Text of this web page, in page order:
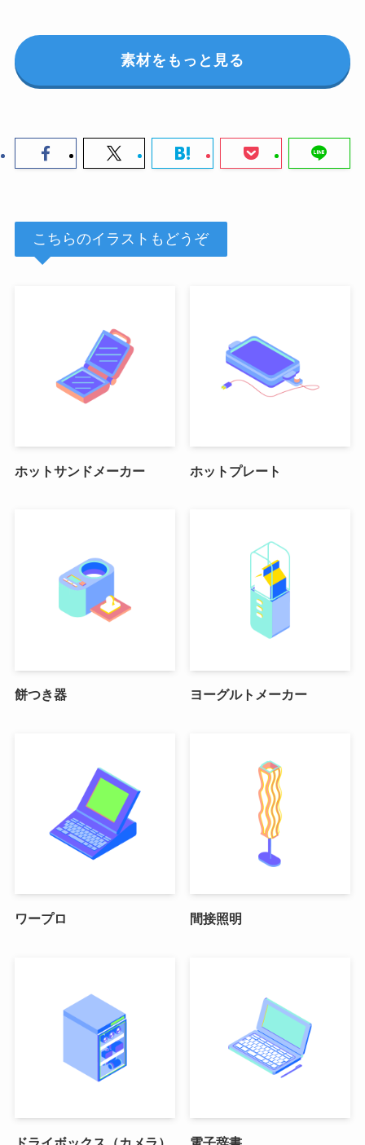
素材をもっと見る
こちらのイラストもどうぞ
ホットサンドメーカー ホットプレート
餅つき器 ヨーグルトメーカー
ワープロ 間接照明